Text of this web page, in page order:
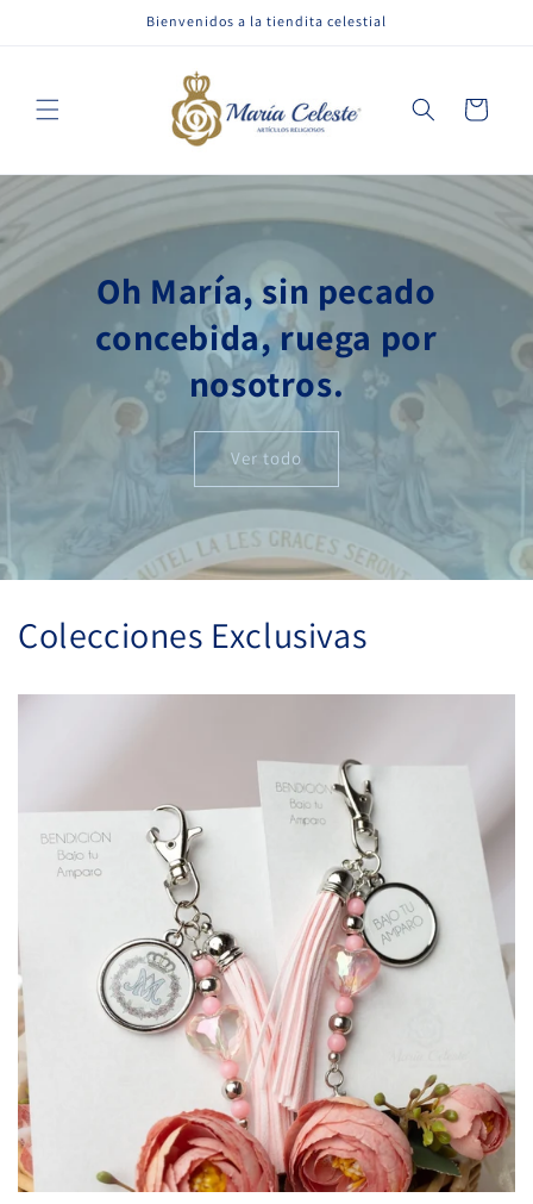
Bienvenidos a la tiendita celestial
Carrito
Oh María, sin pecado
concebida, ruega por
nosotros.
Ver todo
Colecciones Exclusivas